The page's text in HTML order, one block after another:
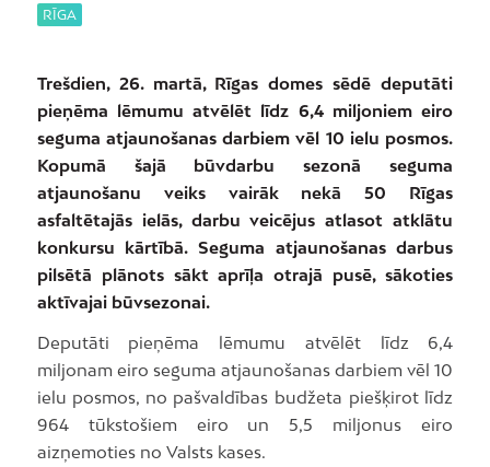
RĪGA
Trešdien, 26. martā, Rīgas domes sēdē deputāti
pieņēma lēmumu atvēlēt līdz 6,4 miljoniem eiro
seguma atjaunošanas darbiem vēl 10 ielu posmos.
Kopumā šajā būvdarbu sezonā seguma
atjaunošanu veiks vairāk nekā 50 Rīgas
asfaltētajās ielās, darbu veicējus atlasot atklātu
konkursu kārtībā. Seguma atjaunošanas darbus
pilsētā plānots sākt aprīļa otrajā pusē, sākoties
aktīvajai būvsezonai.
Deputāti pieņēma lēmumu atvēlēt līdz 6,4
miljonam eiro seguma atjaunošanas darbiem vēl 10
ielu posmos, no pašvaldības budžeta piešķirot līdz
964 tūkstošiem eiro un 5,5 miljonus eiro
aizņemoties no Valsts kases.